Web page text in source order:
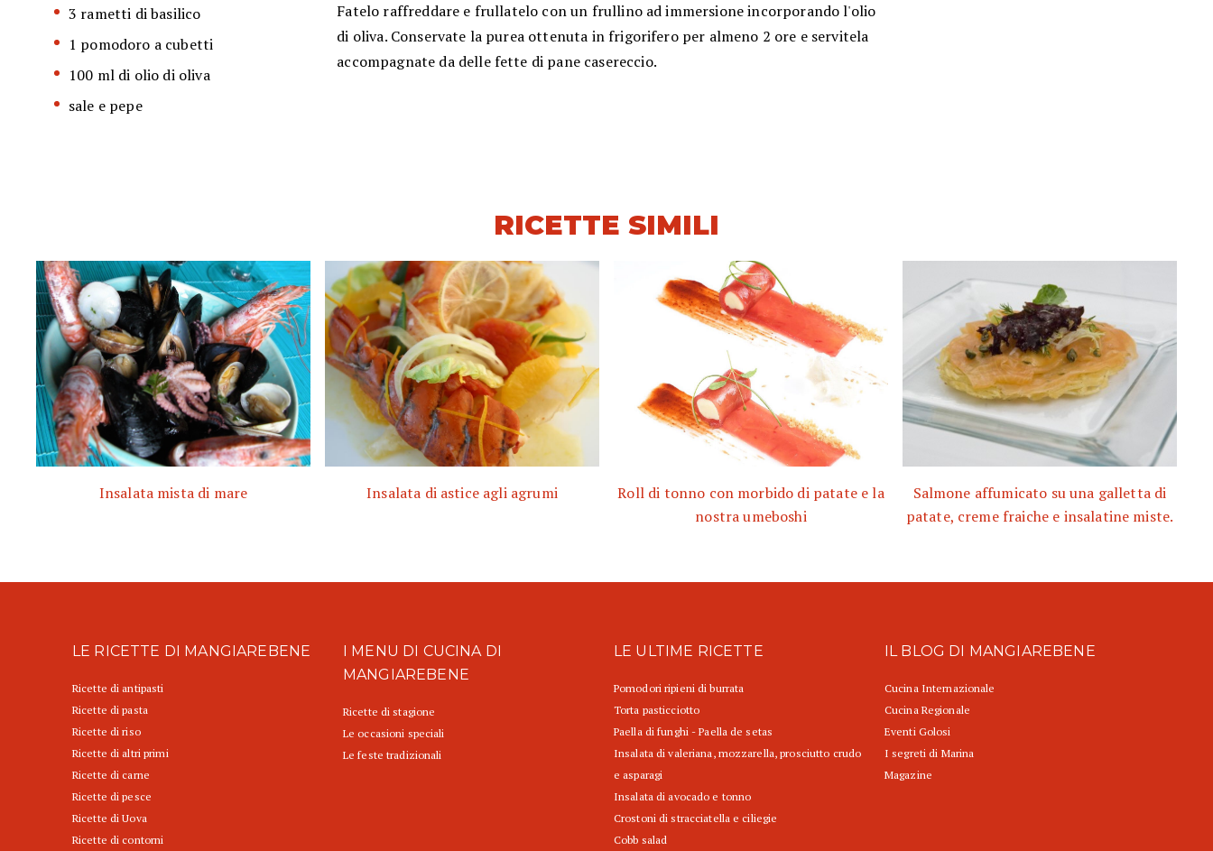
3 rametti di basilico
1 pomodoro a cubetti
100 ml di olio di oliva
sale e pepe
Fatelo raffreddare e frullatelo con un frullino ad immersione incorporando l'olio
di oliva. Conservate la purea ottenuta in frigorifero per almeno 2 ore e servitela
accompagnate da delle fette di pane casereccio.
RICETTE SIMILI
Insalata mista di mare Insalata di astice agli agrumi
Roll di tonno con morbido di patate e la
nostra umeboshi
Salmone affumicato su una galletta di
patate, creme fraiche e insalatine miste.
LE RICETTE DI MANGIAREBENE
Ricette di antipasti
Ricette di pasta
Ricette di riso
Ricette di altri primi
Ricette di carne
Ricette di pesce
Ricette di Uova
Ricette di contorni
I MENU DI CUCINA DI
MANGIAREBENE
Ricette di stagione
Le occasioni speciali
Le feste tradizionali
LE ULTIME RICETTE
Pomodori ripieni di burrata
Torta pasticciotto
Paella di funghi - Paella de setas
Insalata di valeriana, mozzarella, prosciutto crudo
e asparagi
Insalata di avocado e tonno
Crostoni di stracciatella e ciliegie
Cobb salad
IL BLOG DI MANGIAREBENE
Cucina Internazionale
Cucina Regionale
Eventi Golosi
I segreti di Marina
Magazine